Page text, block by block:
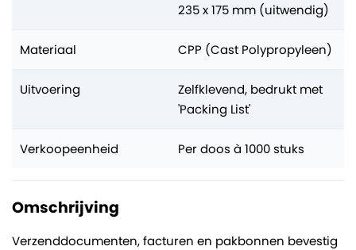
235 x 175 mm (uitwendig)
Materiaal CPP (Cast Polypropyleen)
Uitvoering
Zelfklevend, bedrukt met
'Packing List'
Verkoopeenheid Per doos à 1000 stuks
Omschrijving
Verzenddocumenten, facturen en pakbonnen bevestig